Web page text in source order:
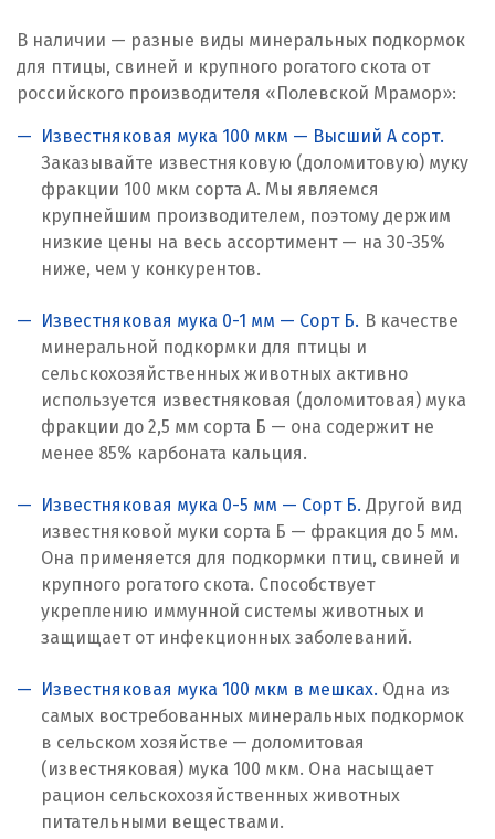
Кемерово
Киров
Кировград
Когалым
Коелга
Коломна
Королёв
Кострома
Краснодар
Краснотурьинск
Красноуфимск
Крым
Кузино
Курск
В наличии — разные виды минеральных подкормок
для птицы, свиней и крупного рогатого скота от
российского производителя «Полевской Мрамор»:
Известняковая мука 100 мкм — Высший А сорт.
Заказывайте известняковую (доломитовую) муку
фракции 100 мкм сорта А. Мы являемся
крупнейшим производителем, поэтому держим
низкие цены на весь ассортимент — на 30-35%
ниже, чем у конкурентов.
Известняковая мука 0-1 мм — Сорт Б. В качестве
минеральной подкормки для птицы и
сельскохозяйственных животных активно
используется известняковая (доломитовая) мука
фракции до 2,5 мм сорта Б — она содержит не
менее 85% карбоната кальция.
Известняковая мука 0-5 мм — Сорт Б. Другой вид
известняковой муки сорта Б — фракция до 5 мм.
Она применяется для подкормки птиц, свиней и
крупного рогатого скота. Способствует
укреплению иммунной системы животных и
защищает от инфекционных заболеваний.
Известняковая мука 100 мкм в мешках. Одна из
самых востребованных минеральных подкормок
в сельском хозяйстве — доломитовая
(известняковая) мука 100 мкм. Она насыщает
рацион сельскохозяйственных животных
питательными веществами.